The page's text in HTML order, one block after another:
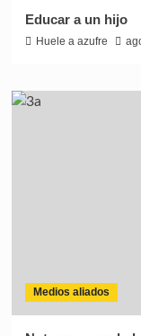
Educar a un hijo
Huele a azufre
Medios aliados